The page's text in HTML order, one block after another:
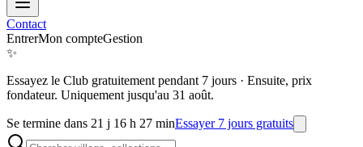
Contact
EntrerMon compteGestion
✨
Essayez le Club gratuitement pendant 7 jours · Ensuite, prix
fondateur. Uniquement jusqu'au 31 août.
Se termine dans 21 j 16 h 27 minEssayer 7 jours gratuits